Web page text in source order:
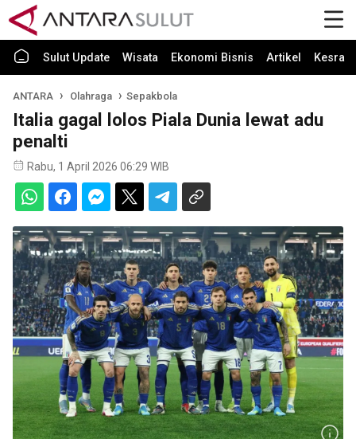
Sulut Update Wisata Ekonomi Bisnis Artikel Kesra
ANTARA Olahraga Sepakbola
Italia gagal lolos Piala Dunia lewat adu
penalti
Rabu, 1 April 2026 06:29 WIB